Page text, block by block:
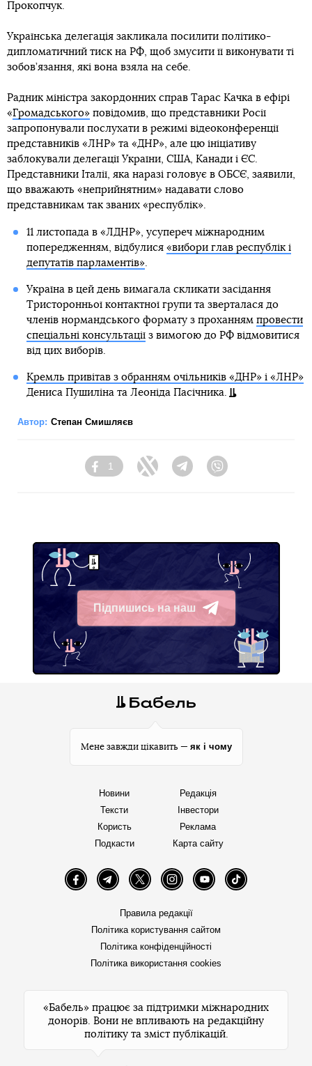
Прокопчук.
Українська делегація закликала посилити політико-
дипломатичний тиск на РФ, щоб змусити її виконувати ті
зобов’язання, які вона взяла на себе.
Радник міністра закордонних справ Тарас Качка в ефірі
«Громадського» повідомив, що представники Росії
запропонували послухати в режимі відеоконференції
представників «ЛНР» та «ДНР», але цю ініціативу
заблокували делегації України, США, Канади і ЄС.
Представники Італії, яка наразі головує в ОБСЄ, заявили,
що вважають «неприйнятним» надавати слово
представникам так званих «республік».
11 листопада в «ЛДНР», усупереч міжнародним
попередженням, відбулися «вибори глав республік і
депутатів парламентів».
Україна в цей день вимагала скликати засідання
Тристоронньої контактної групи та зверталася до
членів нормандського формату з проханням провести
спеціальні консультаціїз вимогою до РФ відмовитися
від цих виборів.
Кремль привітав з обранням очільників «ДНР» і «ЛНР»
Дениса Пушиліна та Леоніда Пасічника.
Автор: Степан Смишляєв
Facebook
1
Twitter Telegram
Підпишись на наш
Telegram
Мене завжди цікавить — як і чому
Новини
Тексти
Користь
Подкасти
Редакція
Інвестори
Реклама
Карта сайту
FacebookTelegramTwitter InstagramYouTube TikTok
Правила редакції
Політика користування сайтом
Політика конфіденційності
Політика використання cookies
«Бабель» працює за підтримки міжнародних
донорів. Вони не впливають на редакційну
політику та зміст публікацій.